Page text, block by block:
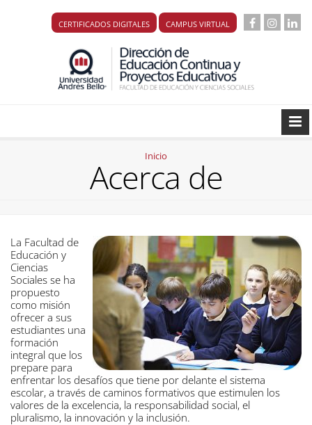
CERTIFICADOS DIGITALES CAMPUS VIRTUAL
Inicio
Acerca de
La Facultad de
Educación y
Ciencias
Sociales se ha
propuesto
como misión
ofrecer a sus
estudiantes una
formación
integral que los
prepare para
enfrentar los desafíos que tiene por delante el sistema
escolar, a través de caminos formativos que estimulen los
valores de la excelencia, la responsabilidad social, el
pluralismo, la innovación y la inclusión.